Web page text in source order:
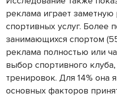
реклама играет
спортивных услуг. Более
занимающихся спортом
реклама полностью или
выбор спортивного
тренировок. Для 14% она
основных факторов